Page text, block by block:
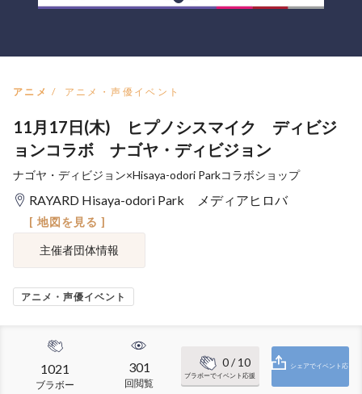
アニメ アニメ・声優イベント
11月17日(木) ヒプノシスマイク ディビジ
ョンコラボ ナゴヤ・ディビジョン
ナゴヤ・ディビジョン×Hisaya-odori Parkコラボショップ
RAYARD Hisaya-odori Park メディアヒロバ
[ 地図を見る ]
主催者団体情報
アニメ・声優イベント
1021
ブラボー
301
回閲覧
0/ 10
ブラボーでイベント応援
シェアでイベント応